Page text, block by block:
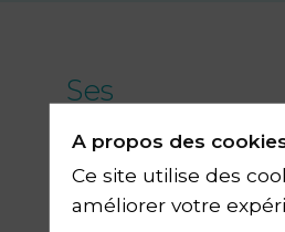
Ses
sessions
Retrouvez la liste de
A propos des
Ce site utilise des
améliorer votre